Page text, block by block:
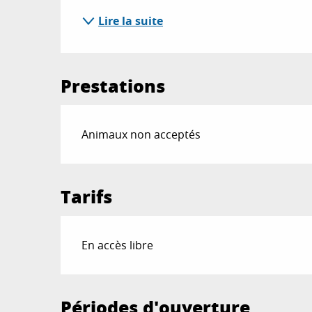
Lire la suite
Prestations
Animaux non acceptés
Tarifs
En accès libre
Périodes d'ouverture